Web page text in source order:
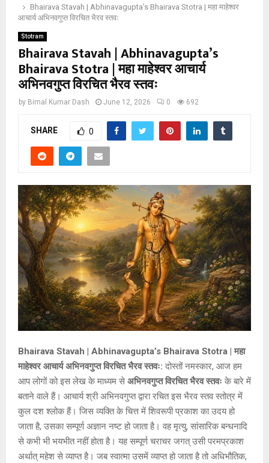
Bhairava Stavah | Abhinavagupta’s Bhairava Stotra | महा माहेश्वर
आचार्य अभिनवगुप्त विरचित भैरव स्तवः
Stotram
Bhairava Stavah | Abhinavagupta’s
Bhairava Stotra | महा माहेश्वर आचार्य
अभिनवगुप्त विरचित भैरव स्तवः
by Bimal Kumar Dash June 12, 2026 0 692
SHARE 0
Bhairava Stavah | Abhinavagupta’s Bhairava Stotra | महा
माहेश्वर आचार्य अभिनवगुप्त विरचित भैरव स्तवः: दोस्तों नमस्कार, आज हम
आप लोगों को इस लेख के माध्यम से अभिनवगुप्त विरचित भैरव स्तवः के बारे में
बताने वाले हैं। आचार्य श्री अभिनवगुप्त द्वारा रचित इस भैरव स्तव स्तोत्र में
कुल दश श्लोक हैं। जिस व्यक्ति के चित्त में शिवरूपी प्रकाश का उदय हो
जाता है, उसका सम्पूर्ण अज्ञान नष्ट हो जाता है। वह मृत्यु, सांसारिक बन्धनादि
से कभी भी भयभीत नहीं होता है। यह सम्पूर्ण चराचर जगत् उसी परमप्रकाश
अर्थात् महेश से व्याप्त है। जब स्वात्मा उसमें व्याप्त हो जाता है तो अधिभौतिक,